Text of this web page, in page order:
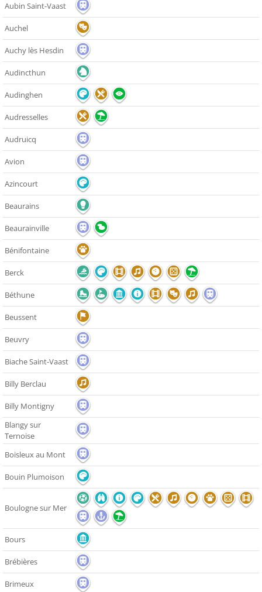
Aubin Saint-Vaast
Auchel
Auchy lès Hesdin
Audincthun
Audinghen
Audresselles
Audruicq
Avion
Azincourt
Beaurains
Beaurainville
Bénifontaine
Berck
Béthune
Beussent
Beuvry
Biache Saint-Vaast
Billy Berclau
Billy Montigny
Blangy sur
Ternoise
Boisleux au Mont
Bouin Plumoison
Boulogne sur Mer
Bours
Brébières
Brimeux